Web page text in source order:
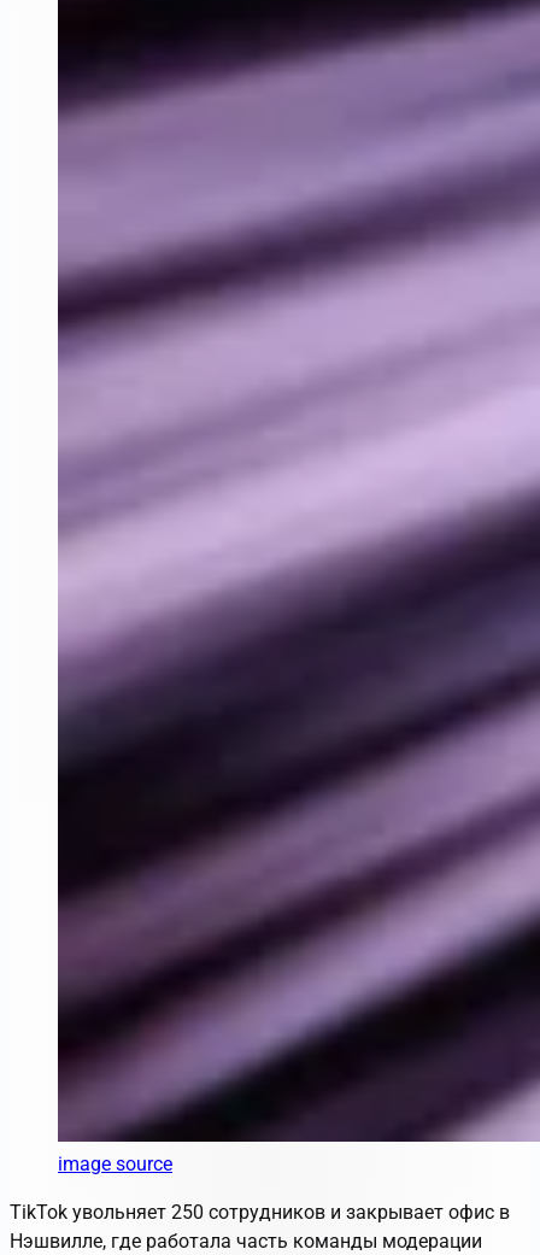
image source
TikTok увольняет 250 сотрудников и закрывает офис в
Нэшвилле, где работала часть команды модерации